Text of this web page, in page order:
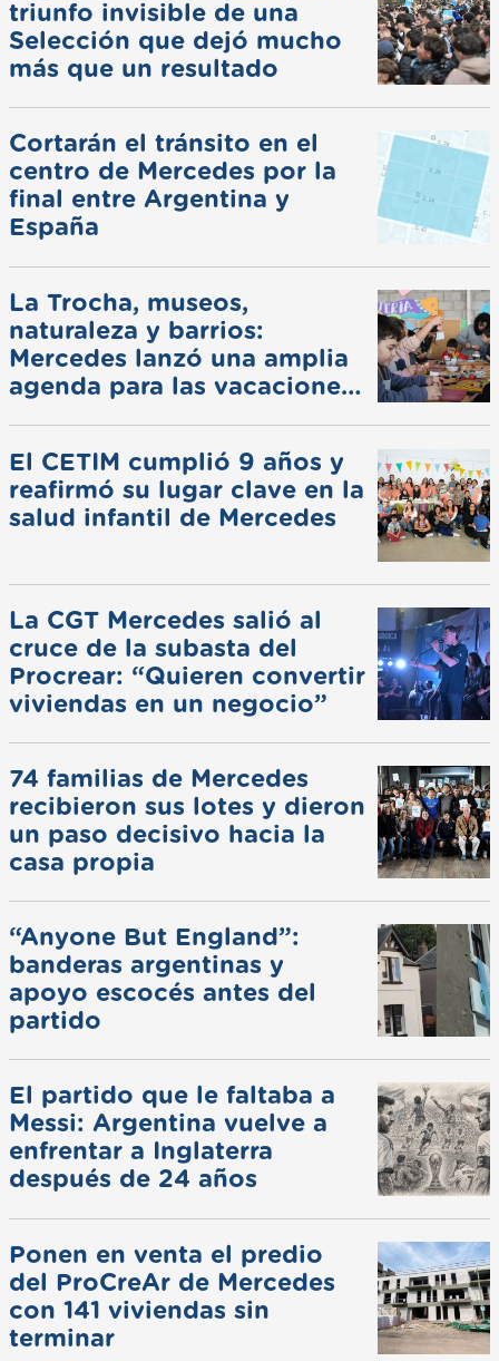
triunfo invisible de una
Selección que dejó mucho
más que un resultado
Cortarán el tránsito en el
centro de Mercedes por la
final entre Argentina y
España
La Trocha, museos,
naturaleza y barrios:
Mercedes lanzó una amplia
agenda para las vacaciones
El CETIM cumplió 9 años y
reafirmó su lugar clave en la
salud infantil de Mercedes
La CGT Mercedes salió al
cruce de la subasta del
Procrear: “Quieren convertir
viviendas en un negocio”
74 familias de Mercedes
recibieron sus lotes y dieron
un paso decisivo hacia la
casa propia
“Anyone But England”:
banderas argentinas y
apoyo escocés antes del
partido
El partido que le faltaba a
Messi: Argentina vuelve a
enfrentar a Inglaterra
después de 24 años
Ponen en venta el predio
del ProCreAr de Mercedes
con 141 viviendas sin
terminar